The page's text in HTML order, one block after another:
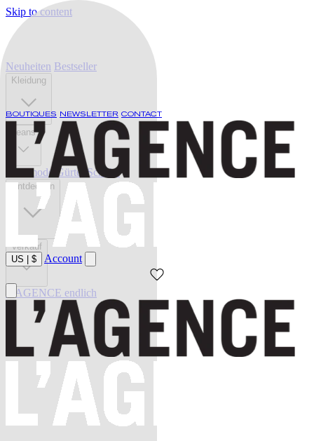
Skip to content
BOUTIQUES NEWSLETTER CONTACT
US $ Account
Neuheiten Bestseller
Kleidung
Jeans
Bademode Gürtel Schuhe
Entdecken
Verkauf
L'AGENCE endlich